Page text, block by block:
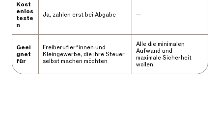
Kost
enlos
teste
n
Ja, zahlen erst bei Abgabe —
Geei
gnet
für
Freiberufler*innen und
Kleingewerbe, die ihre Steuer
selbst machen möchten
Alle die minimalen
Aufwand und
maximale Sicherheit
wollen